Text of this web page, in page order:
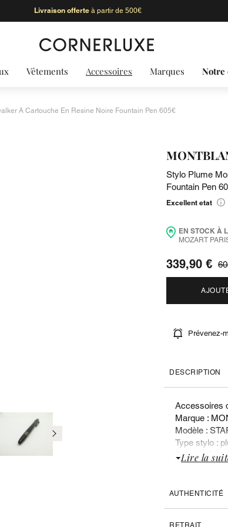
Livraison offerteà partir de 500€
Vêtements Accessoires Marques Notre
A Cartouche En Resine Noire Fountain Pen 605€
Stylo Plume
Fountain Pen
Excellent etat
EN STOCK À
MOZART
339,90 €
Prévenez-
DESCRIPTION
Accessoires
Marque :
Modèle :
Type stylo :
Sexe : Mixte
Liste des
Lire la
AUTHENTICITÉ
RETRAIT